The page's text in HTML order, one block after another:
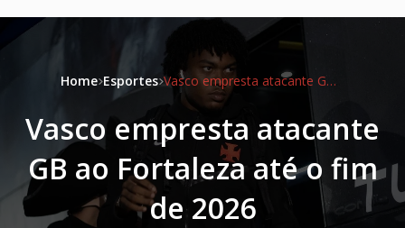
Home Esportes Vasco empresta atacante GB ao Fortaleza até o fim de 2026
Vasco empresta atacante
GB ao Fortaleza até o fim
de 2026